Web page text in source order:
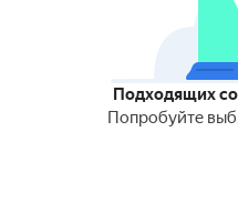
Подходящих
Попробуйте